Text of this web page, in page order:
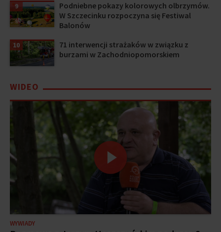
9
Podniebne pokazy kolorowych olbrzymów.
W Szczecinku rozpoczyna się Festiwal
Balonów
10
71 interwencji strażaków w związku z
burzami w Zachodniopomorskiem
WIDEO
RADIOWY KLUB OBIEŻYŚWIATA